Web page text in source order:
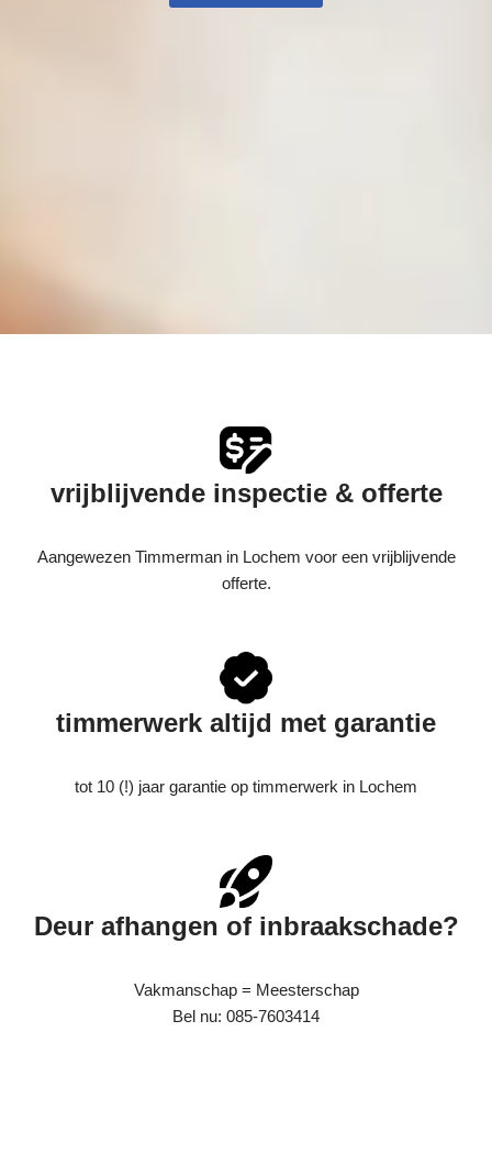
vrijblijvende inspectie & offerte
Aangewezen Timmerman in Lochem voor een vrijblijvende
offerte.
timmerwerk altijd met garantie
tot 10 (!) jaar garantie op timmerwerk in Lochem
Deur afhangen of inbraakschade?
Vakmanschap = Meesterschap
Bel nu: 085-7603414